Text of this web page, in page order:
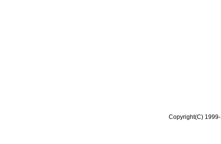
Copyright(C)